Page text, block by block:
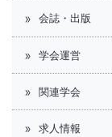
会誌・出版
学会運営
関連学会
求人情報